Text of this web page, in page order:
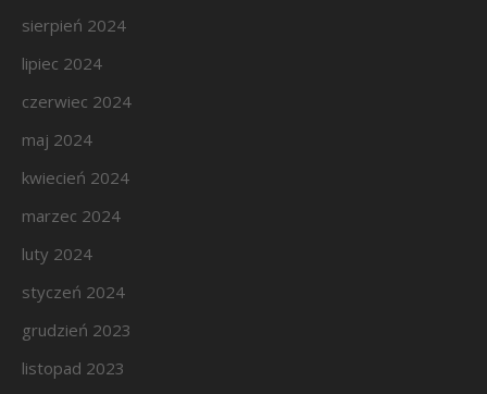
sierpień 2024
lipiec 2024
czerwiec 2024
maj 2024
kwiecień 2024
marzec 2024
luty 2024
styczeń 2024
grudzień 2023
listopad 2023